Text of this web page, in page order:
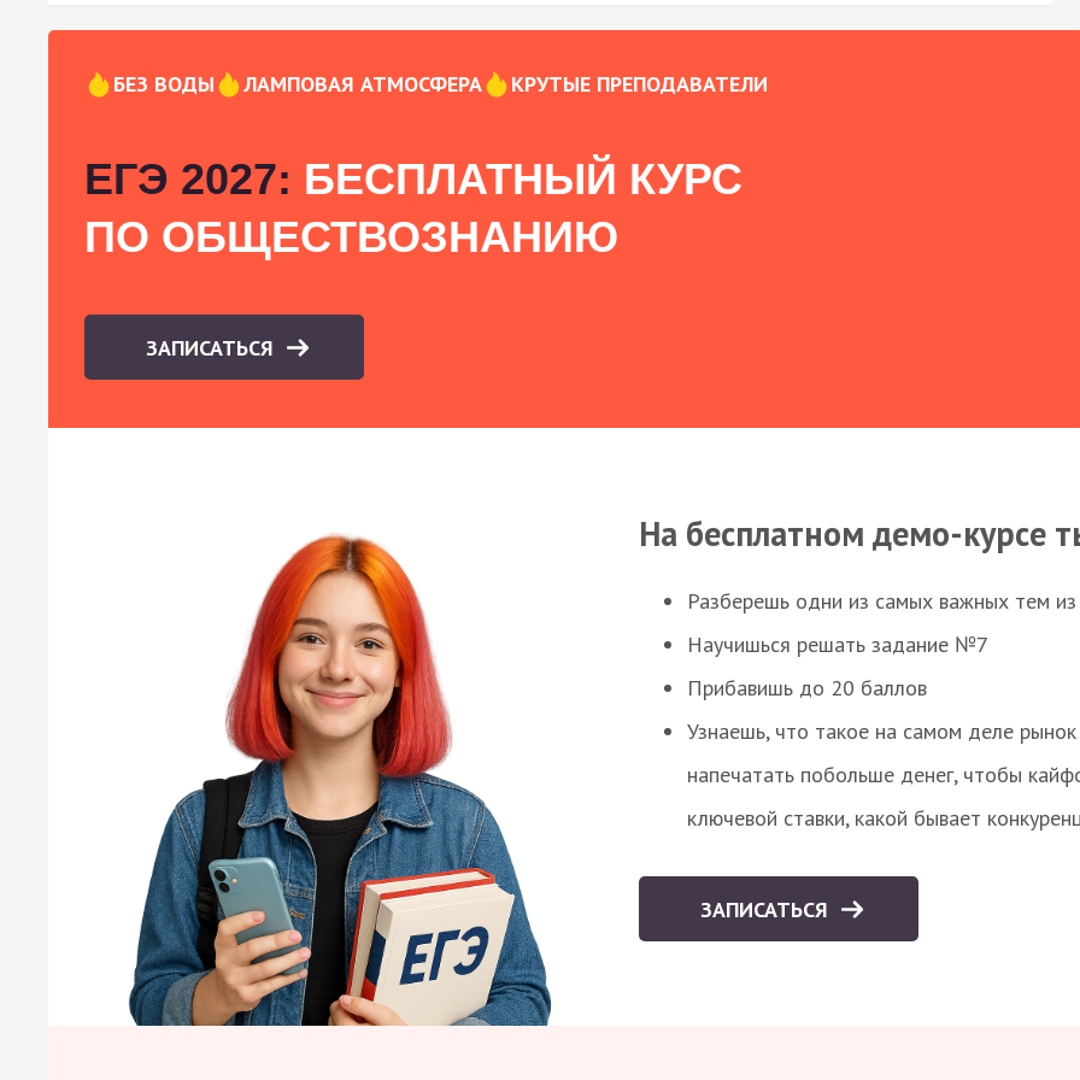
БЕЗ ВОДЫ ЛАМПОВАЯ АТМОСФЕРА КРУТЫЕ ПРЕПОДАВАТЕЛИ
ЕГЭ 2027: БЕСПЛАТНЫЙ КУРС
ПО ОБЩЕСТВОЗНАНИЮ
ЗАПИСАТЬСЯ
На бесплатном демо-курсе
Разберешь одни из самых важных тем
Научишься решать задание №7
Прибавишь до 20 баллов
Узнаешь, что такое на самом деле
напечатать побольше денег, чтобы
ключевой ставки, какой бывает
ЗАПИСАТЬСЯ